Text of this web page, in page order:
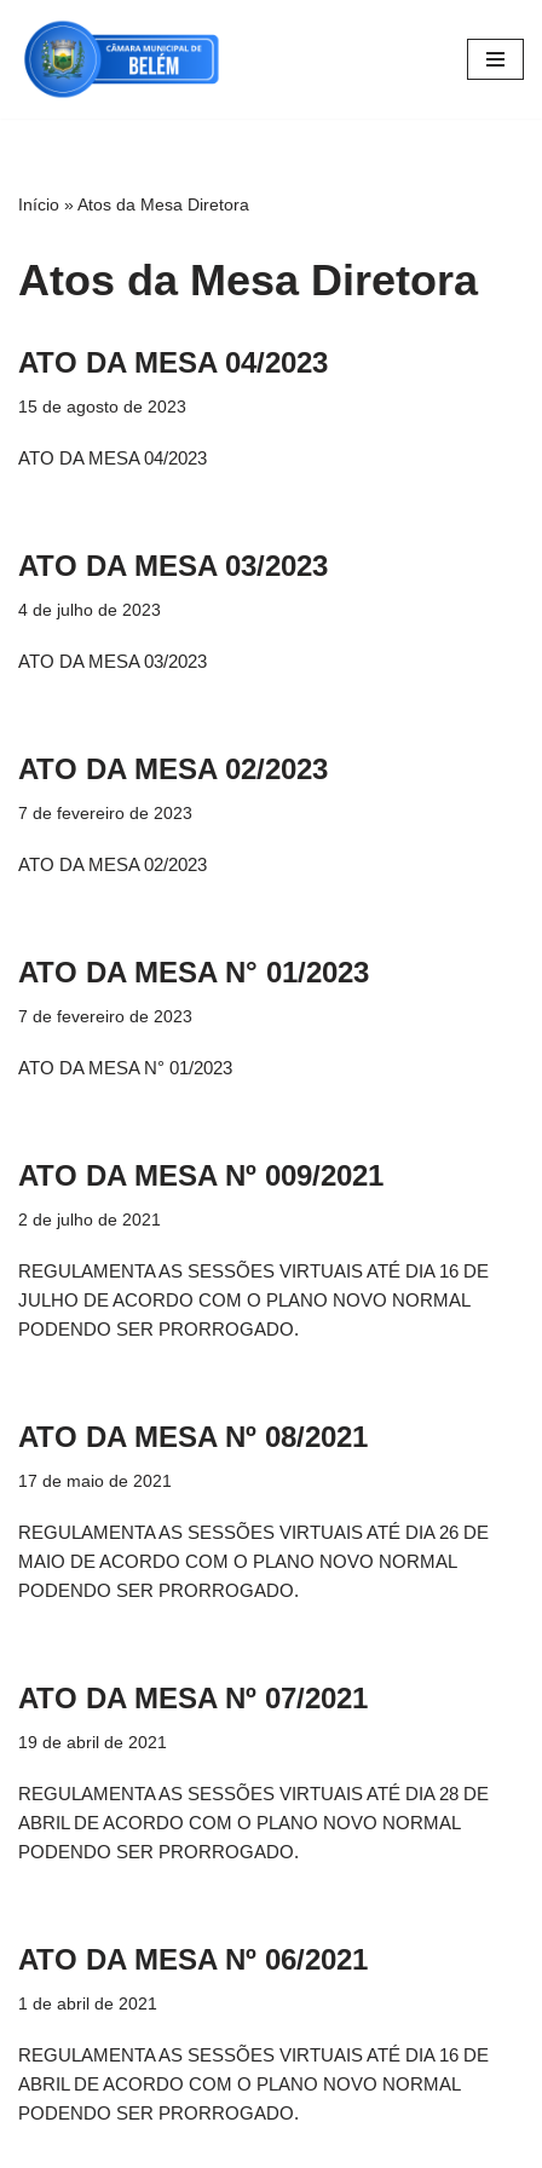
Pular
para
Início »Atos da Mesa Diretora
Atos da Mesa Diretora
ATO DA MESA 04/2023
15 de agosto de 2023
ATO DA MESA 04/2023
ATO DA MESA 03/2023
4 de julho de 2023
ATO DA MESA 03/2023
ATO DA MESA 02/2023
7 de fevereiro de 2023
ATO DA MESA 02/2023
ATO DA MESA N° 01/2023
7 de fevereiro de 2023
ATO DA MESA N° 01/2023
ATO DA MESA Nº 009/2021
2 de julho de 2021
REGULAMENTA AS SESSÕES VIRTUAIS ATÉ DIA 16 DE
JULHO DE ACORDO COM O PLANO NOVO NORMAL
PODENDO SER PRORROGADO.
ATO DA MESA Nº 08/2021
17 de maio de 2021
REGULAMENTA AS SESSÕES VIRTUAIS ATÉ DIA 26 DE
MAIO DE ACORDO COM O PLANO NOVO NORMAL
PODENDO SER PRORROGADO.
ATO DA MESA Nº 07/2021
19 de abril de 2021
REGULAMENTA AS SESSÕES VIRTUAIS ATÉ DIA 28 DE
ABRIL DE ACORDO COM O PLANO NOVO NORMAL
PODENDO SER PRORROGADO.
ATO DA MESA Nº 06/2021
1 de abril de 2021
REGULAMENTA AS SESSÕES VIRTUAIS ATÉ DIA 16 DE
ABRIL DE ACORDO COM O PLANO NOVO NORMAL
PODENDO SER PRORROGADO.